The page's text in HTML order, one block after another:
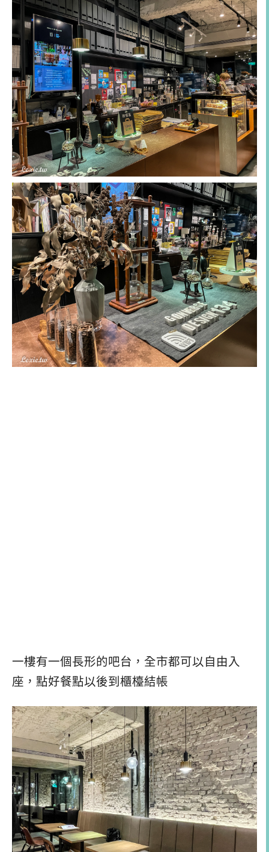
一樓有一個長形的吧台，全市都可以自由入
座，點好餐點以後到櫃檯結帳